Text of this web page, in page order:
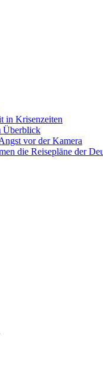
in Krisenzeiten
Überblick
vor der Kamera
die Reisepläne der